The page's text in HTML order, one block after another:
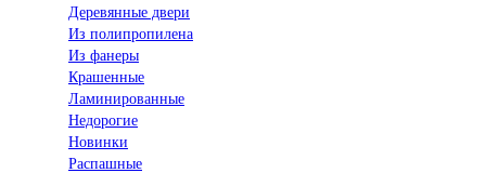
Деревянные двери
Из полипропилена
Из фанеры
Крашенные
Ламинированные
Недорогие
Новинки
Распашные